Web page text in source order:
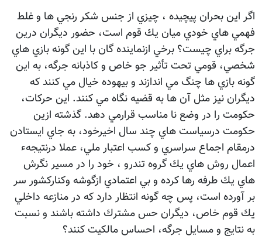
اگر اين بحران پيچيده ، چيزي از جنس شكر رنجي ها و غلط
فهمي هاي خودي ميان يك قوم است، حضور ديگران درين
جرگه براي چيست؟ برخي ازنماينده گان با اين گونه بازي هاي
شخصي، قومي تحت تأثير جو خاص و كاذبانه جرگه، به اين
گونه بازي ها چنگ مي اندازند و بيهوده خيال مي كنند كه
ديگران نيز مثل آن ها به قضيه نگاه مي كنند. اين حركات،
حكومت را در وضع نا مناسب قرارمي دهد. گذشته ازين
حكومت درسياست هاي چند سال اخيرخود، به جاي ايستادن
درمقام اجماع سراسري و كسب اعتبار ملي، عملا درنتيجهء
اعمال روش هاي يك گروه تندرو ، خود را در مسير نگرش
هاي يك طرفه رها كرده و بي اعتمادي ازگوشه وكناركشور سر
بر آورده است، پس چه گونه انتظار دارد كه در منازعه داخلي
يك قوم خاص، ديگران حس مشترك داشته باشند و نسبت
به نتايج و مسايل جرگه، احساس مالكيت كنند؟